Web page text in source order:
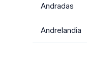
Andradas
Andrelandia